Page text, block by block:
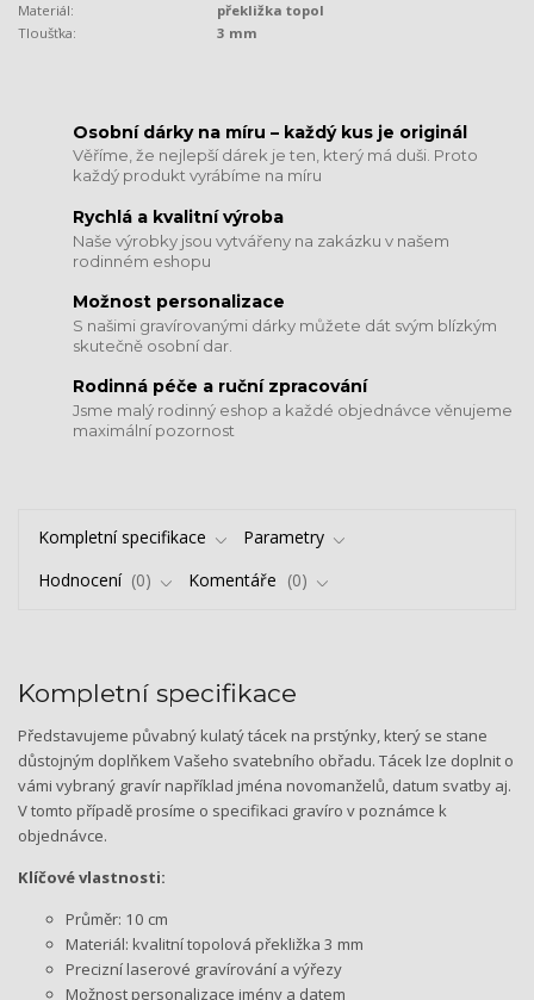
Materiál:
překližka topol
Tloušťka:
3 mm
​​​​​​​Osobní dárky na míru – každý kus je originál
Věříme, že nejlepší dárek je ten, který má duši. Proto
každý produkt vyrábíme na míru
Rychlá a kvalitní výroba
Naše výrobky jsou vytvářeny na zakázku v našem
rodinném eshopu
Možnost personalizace
S našimi gravírovanými dárky můžete dát svým blízkým
skutečně osobní dar.
​​​​​​​Rodinná péče a ruční zpracování
Jsme malý rodinný eshop a každé objednávce věnujeme
maximální pozornost
Kompletní specifikace
Parametry
Hodnocení
0 Komentáře 0
Kompletní specifikace
Představujeme půvabný kulatý tácek na prstýnky, který se stane
důstojným doplňkem Vašeho svatebního obřadu. Tácek lze doplnit o
vámi vybraný gravír například jména novomanželů, datum svatby aj.
V tomto případě prosíme o specifikaci gravíro v poznámce k
objednávce.
Klíčové vlastnosti:
Průměr: 10 cm
Materiál: kvalitní topolová překližka 3 mm
Precizní laserové gravírování a výřezy
Možnost personalizace jmény a datem